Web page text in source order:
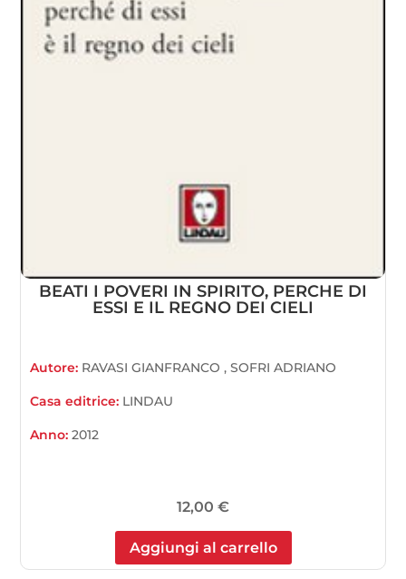
BEATI I POVERI IN SPIRITO, PERCHE DI
ESSI E IL REGNO DEI CIELI
Autore: RAVASI GIANFRANCO , SOFRI ADRIANO
Casa editrice: LINDAU
Anno:2012
12,00 €
Aggiungi al carrello